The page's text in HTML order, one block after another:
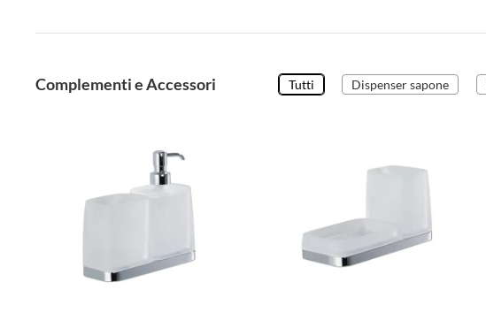
Complementi e Accessori Tutti Dispenser sapone